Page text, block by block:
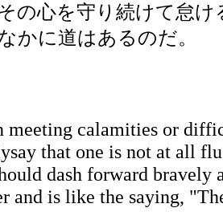
の心を守り続けて怠
かに道はあるのだ。
meeting calamities or
that one is not at all
dash forward
and is like the saying,